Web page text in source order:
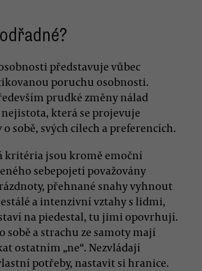
představuje vůbec
poruchu osobnosti.
prudké změny nálad
která se projevuje
sobě, svých cílech a preferencích.
kritéria jsou kromě emoční
sebepojetí považovány
přehnané snahy vyhnout
a intenzivní vztahy s lidmi,
na piedestal, tu jimi opovrhují.
sobě a strachu ze samoty mají
ostatním „ne“. Nezvládají
potřeby, nastavit si hranice.